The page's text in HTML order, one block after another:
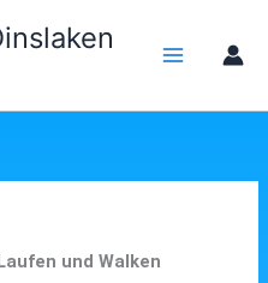
und Walken